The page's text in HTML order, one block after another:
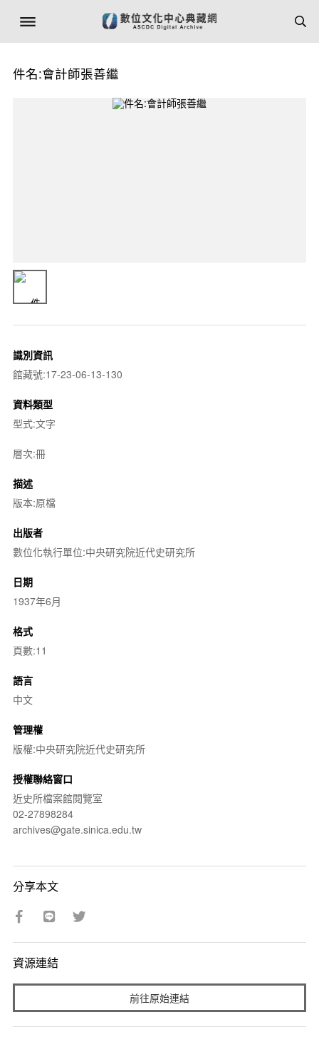
件名:會計師張善繼
識別資訊
館藏號:17-23-06-13-130
資料類型
型式:文字
層次:冊
描述
版本:原檔
出版者
數位化執行單位:中央研究院近代史研究所
日期
1937年6月
格式
頁數:11
語言
中文
管理權
版權:中央研究院近代史研究所
授權聯絡窗口
近史所檔案館閱覽室
02-27898284
archives@gate.sinica.edu.tw
分享本文
資源連結
前往原始連結